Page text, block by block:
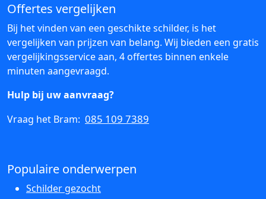
Offertes vergelijken
Bij het vinden van een geschikte schilder, is het
vergelijken van prijzen van belang. Wij bieden een gratis
vergelijkingsservice aan, 4 offertes binnen enkele
minuten aangevraagd.
Hulp bij uw aanvraag?
Vraag het Bram: 085 109 7389
Populaire onderwerpen
Schilder gezocht